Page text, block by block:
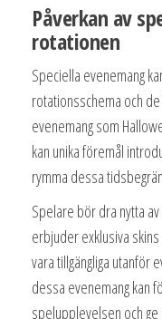
Påverkan av
rotationen
Speciella evenemang
rotationsschema och
evenemang som
kan unika föremål
rymma dessa
Spelare bör dra nytta
erbjuder exklusiva
vara tillgängliga utanför
dessa evenemang kan
spelupplevelsen och